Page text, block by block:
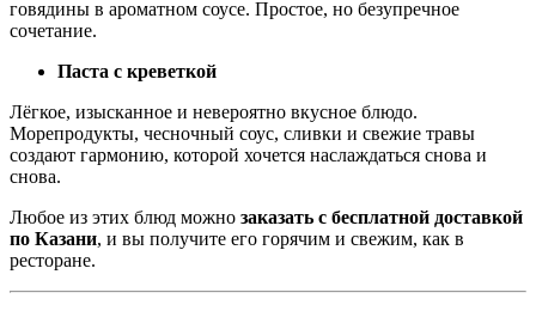
говядины в ароматном соусе. Простое, но безупречное
сочетание.
Паста с креветкой
Лёгкое, изысканное и невероятно вкусное блюдо.
Морепродукты, чесночный соус, сливки и свежие травы
создают гармонию, которой хочется наслаждаться снова и
снова.
Любое из этих блюд можно заказать с бесплатной доставкой
по Казани, и вы получите его горячим и свежим, как в
ресторане.